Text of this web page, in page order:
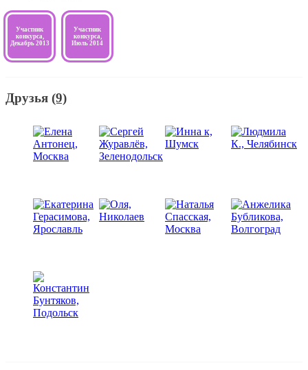
Участник
конкурса,
Декабрь 2013
Участник
конкурса,
Июль 2014
Друзья (9)